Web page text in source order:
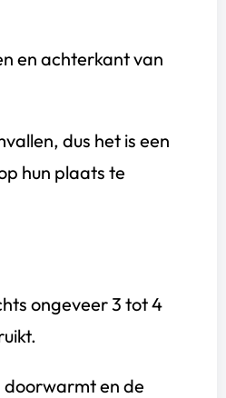
en achterkant van
dus het is een
hun plaats te
ongeveer 3 tot 4
doorwarmt en de